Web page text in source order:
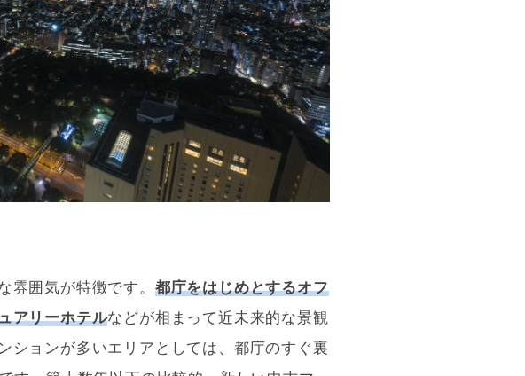
雰囲気が特徴です。 都庁をはじめとするオフ
アリーホテルなどが相まって近未来的な景観
ションが多いエリアとしては、都庁のすぐ裏